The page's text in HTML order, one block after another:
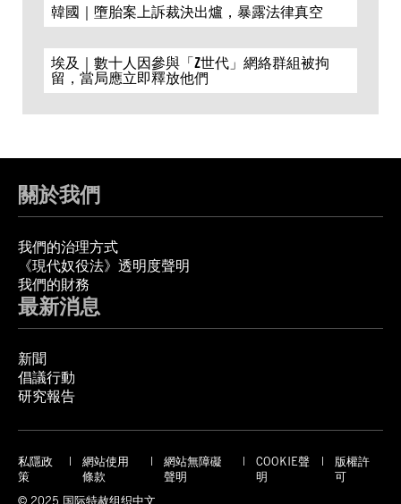
韓國｜墮胎案上訴裁決出爐，暴露法律真空
埃及｜數十人因參與「Z世代」網絡群組被拘
留，當局應立即釋放他們
關於我們
我們的治理方式
《現代奴役法》透明度聲明
我們的財務
最新消息
新聞
倡議行動
研究報告
私隱政
策
網站使用
條款
網站無障礙
聲明
COOKIE聲
明
版權許
可
© 2025 国际特赦组织中文